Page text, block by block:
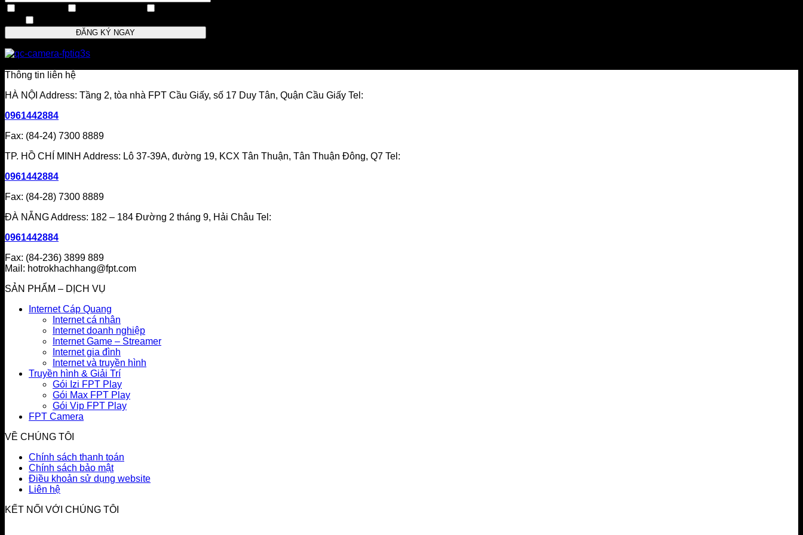
Thông tin liên hệ
HÀ NỘI Address: Tầng 2, tòa nhà FPT Cầu Giấy, số 17 Duy Tân, Quận Cầu Giấy Tel:
0961442884
Fax: (84-24) 7300 8889
TP. HỒ CHÍ MINH Address: Lô 37-39A, đường 19, KCX Tân Thuận, Tân Thuận Đông, Q7 Tel:
0961442884
Fax: (84-28) 7300 8889
ĐÀ NẴNG Address: 182 – 184 Đường 2 tháng 9, Hải Châu Tel:
0961442884
Fax: (84-236) 3899 889
Mail: hotrokhachhang@fpt.com
SẢN PHẨM – DỊCH VỤ
Internet Cáp Quang
Internet cá nhân
Internet doanh nghiệp
Internet Game – Streamer
Internet gia đình
Internet và truyền hình
Truyền hình & Giải Trí
Gói Izi FPT Play
Gói Max FPT Play
Gói Vip FPT Play
FPT Camera
VỀ CHÚNG TÔI
Chính sách thanh toán
Chính sách bảo mật
Điều khoản sử dụng website
Liên hệ
KẾT NỐI VỚI CHÚNG TÔI